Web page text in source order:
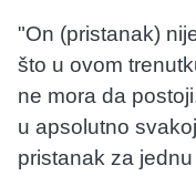
"On (pristanak)
što u ovom
ne mora da
u apsolutno
pristanak za